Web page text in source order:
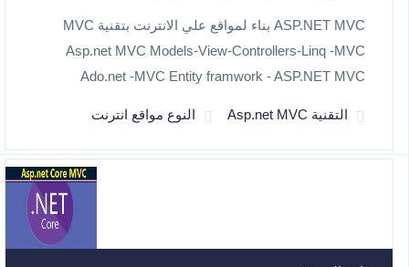
ASP.NET MVC بناء لمواقع علي الانترنت بتقنية MVC
Asp.net MVC Models-View-Controllers-Linq -MVC
Ado.net -MVC Entity framwork - ASP.NET MVC
التقنية Asp.net MVC النوع مواقع انترنت